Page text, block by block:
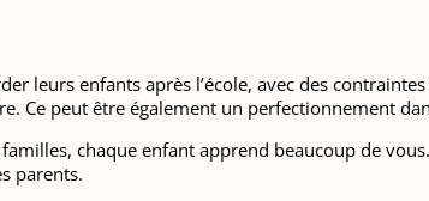
leurs enfants après l’école, avec des
Ce peut être également un perfectionnement
chaque enfant apprend beaucoup de
parents.